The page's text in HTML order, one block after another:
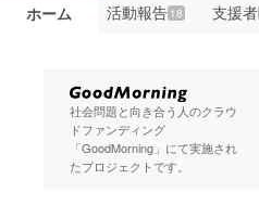
ホーム 活動報告18 支援者
社会問題と向き合う人のクラウ
ドファンディング
「GoodMorning」にて実施され
たプロジェクトです。